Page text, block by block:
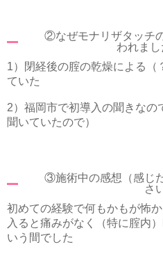
②なぜモナリザタッチ
われまし
1）閉経後の腟の乾燥による（
ていた
2）福岡市で初導入の聞きなの
聞いていたので）
③施術中の感想（感じ
さ
初めての経験で何もかもが怖
入ると痛みがなく（特に腟内
いう間でした